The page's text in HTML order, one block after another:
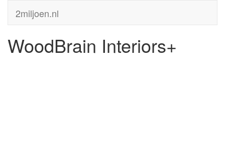
2miljoen.nl
WoodBrain Interiors+